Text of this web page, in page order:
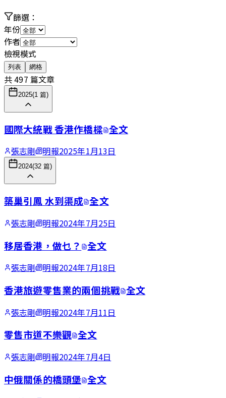
篩選：
年份
作者
檢視模式
列表 網格
共497 篇文章
2025(1 篇)
國際大統戰 香港作橋樑 全文
張志剛 明報2025年1月13日
2024(32 篇)
築巢引鳳 水到渠成 全文
張志剛 明報2024年7月25日
移居香港，做乜？ 全文
張志剛 明報2024年7月18日
香港旅遊零售業的兩個挑戰 全文
張志剛 明報2024年7月11日
零售市道不樂觀 全文
張志剛 明報2024年7月4日
中俄關係的橋頭堡 全文